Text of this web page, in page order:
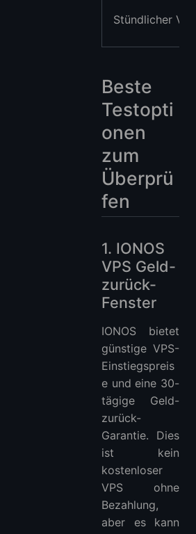
Stündlicher
Beste
Testopti
onen
zum
Überprü
fen
1. IONOS
VPS Geld-
zurück-
Fenster
IONOS bietet
günstige VPS-
Einstiegspreis
e und eine 30-
tägige Geld-
zurück-
Garantie. Dies
ist kein
kostenloser
VPS ohne
Bezahlung,
aber es kann